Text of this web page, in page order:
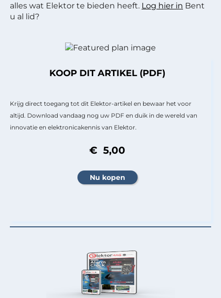
alles wat Elektor te bieden heeft. Log hier in Bent
u al lid?
KOOP DIT ARTIKEL (PDF)
Krijg direct toegang tot dit Elektor-artikel en bewaar het voor
altijd. Download vandaag nog uw PDF en duik in de wereld van
innovatie en elektronicakennis van Elektor.
€ 5,00